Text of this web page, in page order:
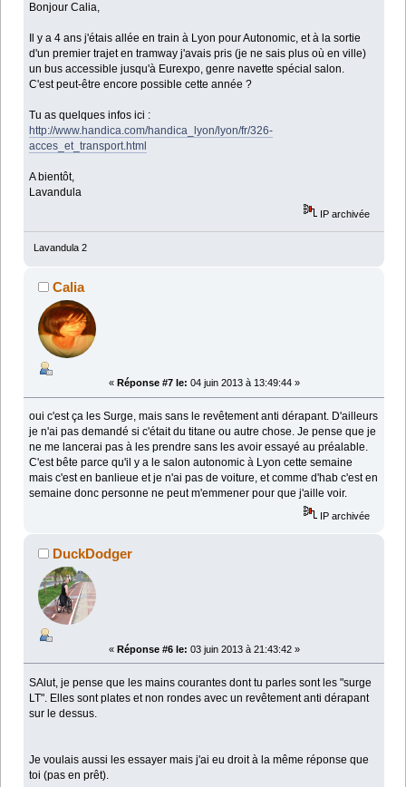
Bonjour Calia,
Il y a 4 ans j'étais allée en train à Lyon pour Autonomic, et à la sortie
d'un premier trajet en tramway j'avais pris (je ne sais plus où en ville)
un bus accessible jusqu'à Eurexpo, genre navette spécial salon.
C'est peut-être encore possible cette année ?
Tu as quelques infos ici :
http://www.handica.com/handica_lyon/lyon/fr/326-
acces_et_transport.html
A bientôt,
Lavandula
IP archivée
Lavandula 2
Calia
« Réponse #7 le: 04 juin 2013 à 13:49:44 »
oui c'est ça les Surge, mais sans le revêtement anti dérapant. D'ailleurs
je n'ai pas demandé si c'était du titane ou autre chose. Je pense que je
ne me lancerai pas à les prendre sans les avoir essayé au préalable.
C'est bête parce qu'il y a le salon autonomic à Lyon cette semaine
mais c'est en banlieue et je n'ai pas de voiture, et comme d'hab c'est en
semaine donc personne ne peut m'emmener pour que j'aille voir.
IP archivée
DuckDodger
« Réponse #6 le: 03 juin 2013 à 21:43:42 »
SAlut, je pense que les mains courantes dont tu parles sont les "surge
LT". Elles sont plates et non rondes avec un revêtement anti dérapant
sur le dessus.
Je voulais aussi les essayer mais j'ai eu droit à la même réponse que
toi (pas en prêt).